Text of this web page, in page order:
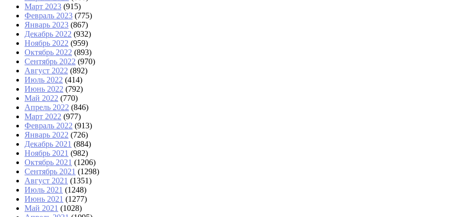
Март 2023 (915)
Февраль 2023 (775)
Январь 2023 (867)
Декабрь 2022 (932)
Ноябрь 2022 (959)
Октябрь 2022 (893)
Сентябрь 2022 (970)
Август 2022 (892)
Июль 2022 (414)
Июнь 2022 (792)
Май 2022 (770)
Апрель 2022 (846)
Март 2022 (977)
Февраль 2022 (913)
Январь 2022 (726)
Декабрь 2021 (884)
Ноябрь 2021 (982)
Октябрь 2021 (1206)
Сентябрь 2021 (1298)
Август 2021 (1351)
Июль 2021 (1248)
Июнь 2021 (1277)
Май 2021 (1028)